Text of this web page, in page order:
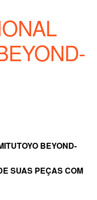
BEYOND-
SUAS PEÇAS COM